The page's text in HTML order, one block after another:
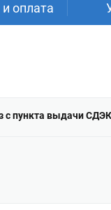
оплата
с пункта выдачи